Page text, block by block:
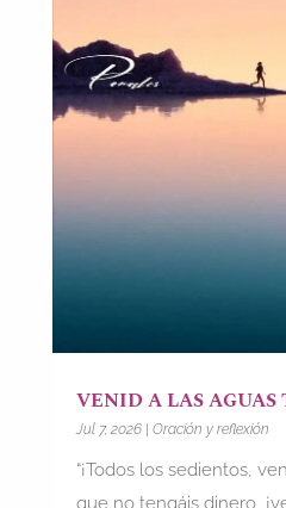
VENID A LAS
Jul 7, 2026| Oración y reflexión
“¡Todos los sedientos,
que no tengáis dinero,